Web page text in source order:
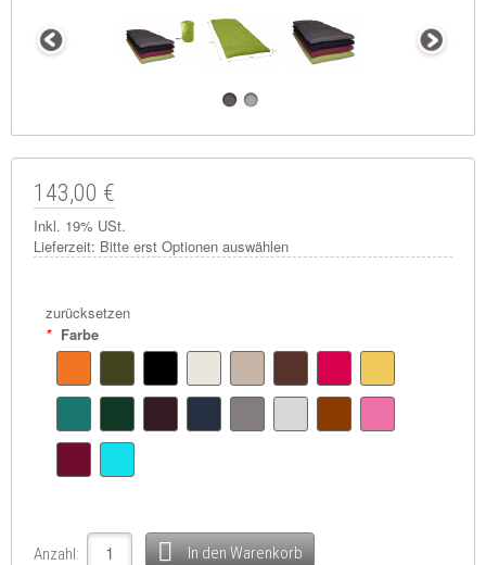
143,00 €
Inkl. 19% USt.
Lieferzeit: Bitte erst Optionen auswählen
zurücksetzen
* Farbe
Anzahl: In den Warenkorb